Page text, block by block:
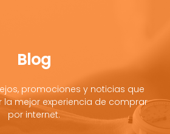
Blog
promociones y noticias que
la mejor experiencia de comprar
por internet.